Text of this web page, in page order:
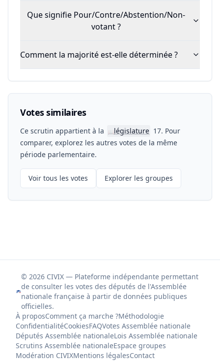
Que signifie Pour/Contre/Abstention/Non-
votant ?
Comment la majorité est-elle déterminée ?
Votes similaires
Ce scrutin appartient à la 📖législature 17. Pour
comparer, explorez les autres votes de la même
période parlementaire.
Voir tous les votes Explorer les groupes
© 2026 CIVIX — Plateforme indépendante permettant
de consulter les votes des députés de l'Assemblée
nationale française à partir de données publiques
officielles.
À proposComment ça marche ?Méthodologie
ConfidentialitéCookiesFAQVotes Assemblée nationale
Députés Assemblée nationaleLois Assemblée nationale
Scrutins Assemblée nationaleEspace groupes
Modération CIVIXMentions légalesContact